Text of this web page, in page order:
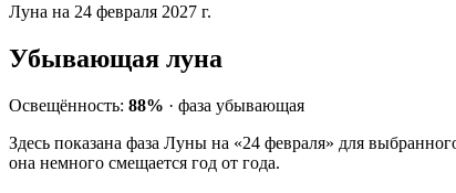
Луна на 24 февраля 2027 г.
Убывающая луна
Освещённость: 88% · фаза убывающая
Здесь показана фаза Луны на «24 февраля» для
она немного смещается год от года.